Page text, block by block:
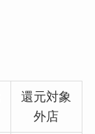
還元対象
外店